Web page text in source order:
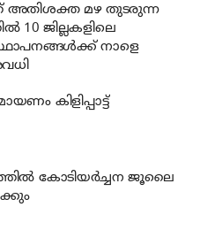
അതിശക്ത മഴ തുടരുന്ന
10 ജില്ലകളിലെ
നാളെ
കിളിപ്പാട്ട്
കോടിയര്‍ച്ചന ജൂലൈ